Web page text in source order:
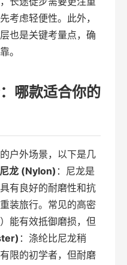
考虑轻便性。此外，
也是关键考量点，确
。
哪款适合你的
户外场景，以下是几
尼龙 (Nylon) ：尼龙是
有良好的耐磨性和抗
装旅行。常见的高密
能有效抵御磨损，但
：涤纶比尼龙稍
限的初学者，但耐磨